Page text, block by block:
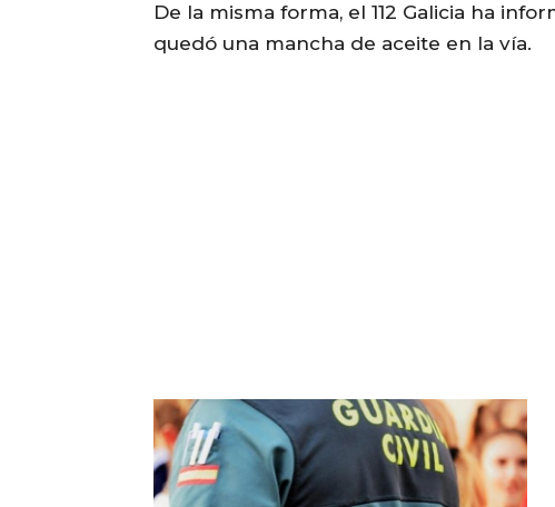
De la misma forma, el 112 Galicia ha
quedó una mancha de aceite en la vía.